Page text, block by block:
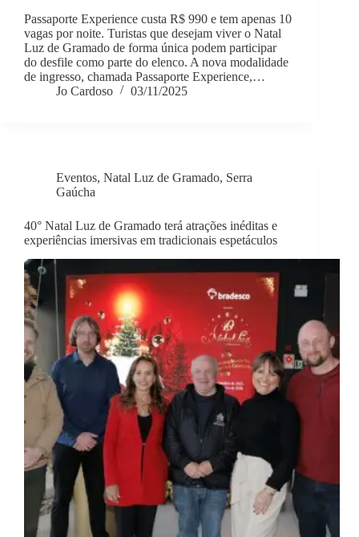
Passaporte Experience custa R$ 990 e tem apenas 10
vagas por noite. Turistas que desejam viver o Natal
Luz de Gramado de forma única podem participar
do desfile como parte do elenco. A nova modalidade
de ingresso, chamada Passaporte Experience,…
Jo Cardoso
03/11/2025
Eventos, Natal Luz de Gramado, Serra
Gaúcha
40° Natal Luz de Gramado terá atrações inéditas e
experiências imersivas em tradicionais espetáculos